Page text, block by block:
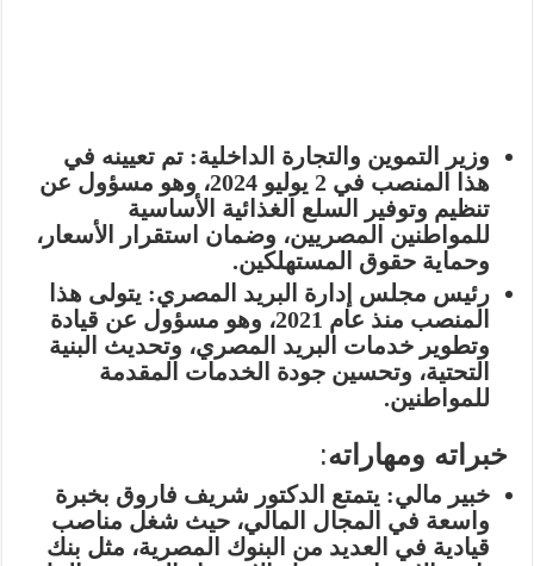
وزير التموين والتجارة الداخلية: تم تعيينه في
هذا المنصب في 2 يوليو 2024، وهو مسؤول عن
تنظيم وتوفير السلع الغذائية الأساسية
للمواطنين المصريين، وضمان استقرار الأسعار،
وحماية حقوق المستهلكين.
رئيس مجلس إدارة البريد المصري: يتولى هذا
المنصب منذ عام 2021، وهو مسؤول عن قيادة
وتطوير خدمات البريد المصري، وتحديث البنية
التحتية، وتحسين جودة الخدمات المقدمة
للمواطنين.
خبراته ومهاراته:
خبير مالي: يتمتع الدكتور شريف فاروق بخبرة
واسعة في المجال المالي، حيث شغل مناصب
قيادية في العديد من البنوك المصرية، مثل بنك